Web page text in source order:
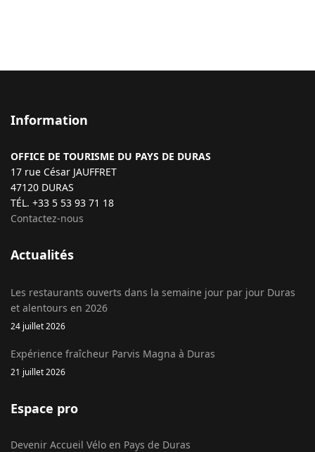
Information
OFFICE DE TOURISME DU PAYS DE DURAS
17 rue César JAUFFRET
47120 DURAS
TÉL. +33 5 53 93 71 18
Contactez-nous
Actualités
Les restaurants ouverts dans la semaine jour par jour Duras
et alentours en 2026
24 juillet 2026
Expérience fraîcheur Parvis Magna à Duras
21 juillet 2026
Espace pro
Devenir Accueil Vélo en Pays de Duras